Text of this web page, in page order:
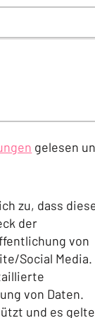
gelesen
zu, dass
der
von
Social Media.
von Daten.
und es